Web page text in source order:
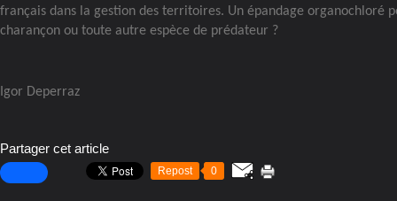
français dans la gestion des territoires. Un épandage organochloré
charançon ou toute autre espèce de prédateur ?
Igor Deperraz
Partager cet article
Repost 0